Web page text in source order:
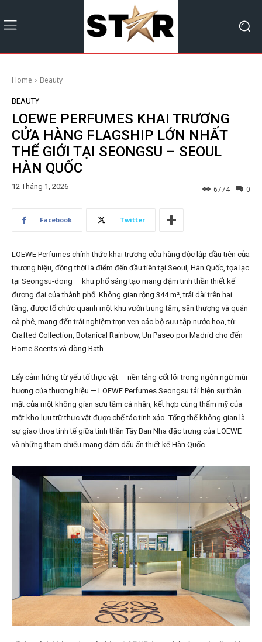
Home Beauty
BEAUTY
LOEWE PERFUMES KHAI TRƯƠNG
CỬA HÀNG FLAGSHIP LỚN NHẤT
THẾ GIỚI TẠI SEONGSU – SEOUL
HÀN QUỐC
12 Tháng 1, 2026 0
6774
Facebook Twitter
LOEWE Perfumes chính thức khai trương cửa hàng độc lập đầu tiên của
thương hiệu, đồng thời là điểm đến đầu tiên tại Seoul, Hàn Quốc, tọa lạc
tại Seongsu-dong — khu phố sáng tạo mang đậm tinh thần thiết kế
đương đại của thành phố. Không gian rộng 344 m², trải dài trên hai
tầng, được tổ chức quanh một khu vườn trung tâm, sân thượng và quán
cà phê, mang đến trải nghiệm trọn vẹn các bộ sưu tập nước hoa, từ
Crafted Collection, Botanical Rainbow, Un Paseo por Madrid cho đến
Home Scents và dòng Bath.
Lấy cảm hứng từ yếu tố thực vật — nền tảng cốt lõi trong ngôn ngữ mùi
hương của thương hiệu — LOEWE Perfumes Seongsu tái hiện sự thân
mật của một không gian sưu tầm cá nhân, kết hợp cùng thẩm mỹ của
một kho lưu trữ thực vật được chế tác tinh xảo. Tổng thể không gian là
sự giao thoa tinh tế giữa tinh thần Tây Ban Nha đặc trưng của LOEWE
và những tham chiếu mang đậm dấu ấn thiết kế Hàn Quốc.